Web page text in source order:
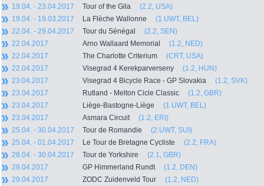
19.04. - 23.04.2017
Tour of the Gila (2.2, USA)
19.04. - 19.03.2017
La Flèche Wallonne (1.UWT, BEL)
22.04. - 29.04.2017
Tour du Sénégal (2.2, SEN)
22.04.2017
Arno Wallaard Memorial (1.2, NED)
22.04.2017
The Charlotte Criterium (CRT, USA)
22.04.2017
Visegrad 4 Kerekparverseny (1.2, HUN)
23.04.2017
Visegrad 4 Bicycle Race - GP Slovakia (1.2, SVK)
23.04.2017
Rutland - Melton Cicle Classic (1.2, GBR)
23.04.2017
Liège-Bastogne-Liège (1.UWT, BEL)
23.04.2017
Asmara Circuit (1.2, ERI)
25.04. - 30.04.2017
Tour de Romandie (2.UWT, SUI)
25.04. - 01.04.2017
Le Tour de Bretagne Cycliste (2.2, FRA)
28.04. - 30.04.2017
Tour de Yorkshire (2.1, GBR)
28.04.2017
GP Himmerland Rundt (1.2, DEN)
29.04.2017
ZODC Zuidenveld Tour (1.2, NED)